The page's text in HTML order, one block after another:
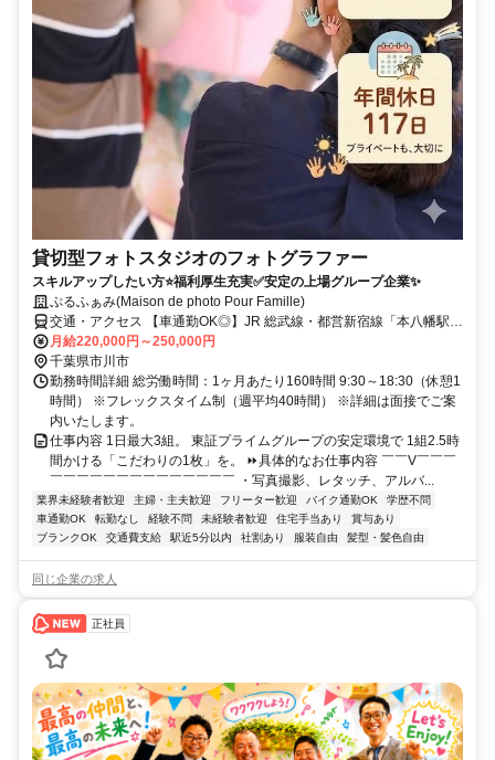
貸切型フォトスタジオのフォトグラファー
スキルアップしたい方⭐福利厚生充実✅安定の上場グループ企業✨
ぷるふぁみ(Maison de photo Pour Famille)
交通・アクセス 【車通勤OK◎】JR 総武線・都営新宿線「本八幡駅」
「下総中山駅」から徒歩10 分/京成線「鬼越駅」から徒歩5 分
月給220,000円～250,000円
千葉県市川市
勤務時間詳細 総労働時間：1ヶ月あたり160時間 9:30～18:30（休憩1
時間） ※フレックスタイム制（週平均40時間） ※詳細は面接でご案
内いたします。
仕事内容 1日最大3組。 東証プライムグループの安定環境で 1組2.5時
間かける「こだわりの1枚」を。 ⏩具体的なお仕事内容 ￣￣V￣￣￣
￣￣￣￣￣￣￣￣￣￣￣￣￣￣ ・写真撮影、レタッチ、アルバ...
業界未経験者歓迎 主婦・主夫歓迎 フリーター歓迎 バイク通勤OK
学歴不問
車通勤OK
転勤なし 経験不問 未経験者歓迎 住宅手当あり
賞与あり
ブランクOK
交通費支給 駅近5分以内 社割あり 服装自由 髪型・髪色自由
同じ企業の求人
正社員